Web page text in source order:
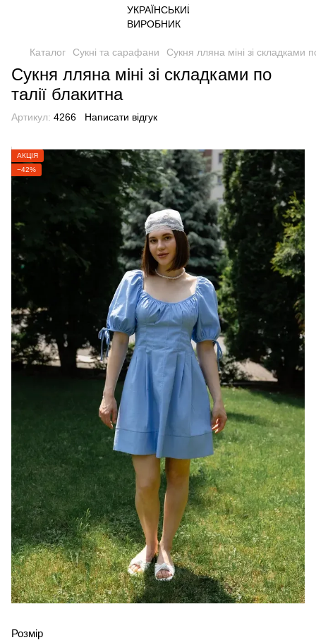
Каталог Сукні та сарафани Сукня лляна міні зі складками
Сукня лляна міні зі складками по
талії блакитна
Артикул: 4266 Написати відгук
АКЦІЯ
−42%
Розмір